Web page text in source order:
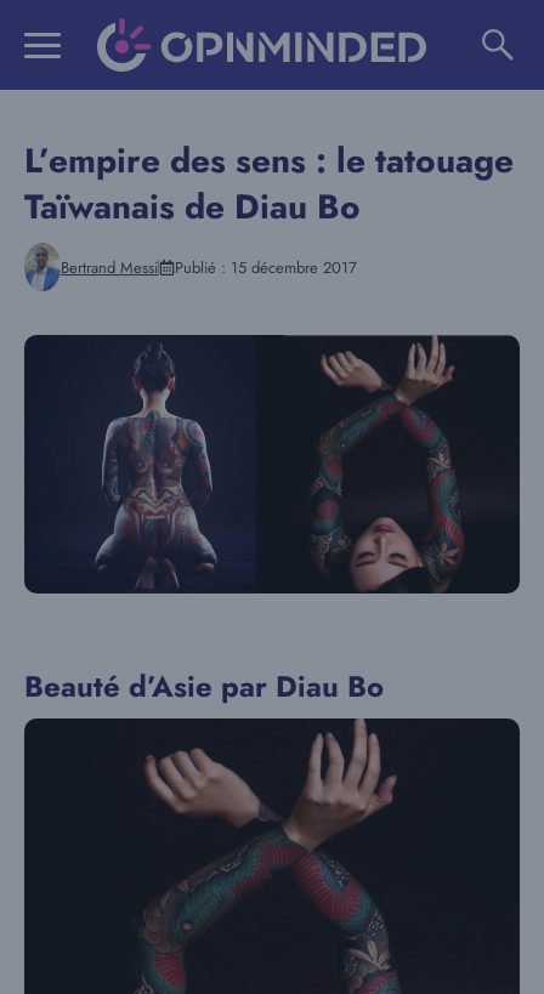
L’empire des sens : le tatouage
Taïwanais de Diau Bo
Bertrand Messi Publié : 15 décembre 2017
Beauté d’Asie par Diau Bo